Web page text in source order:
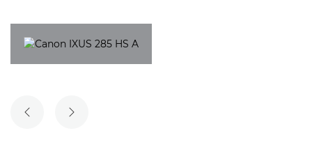
ПРЕДЫДУЩИЙ СЛАЙД
СЛЕДУЮЩИЙ СЛАЙД